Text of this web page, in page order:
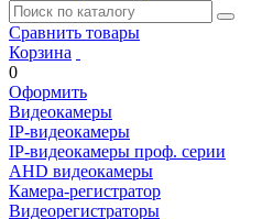
Сравнить товары
Корзина
0
Оформить
Видеокамеры
IP-видеокамеры
IP-видеокамеры проф. серии
AHD видеокамеры
Камера-регистратор
Видеорегистраторы